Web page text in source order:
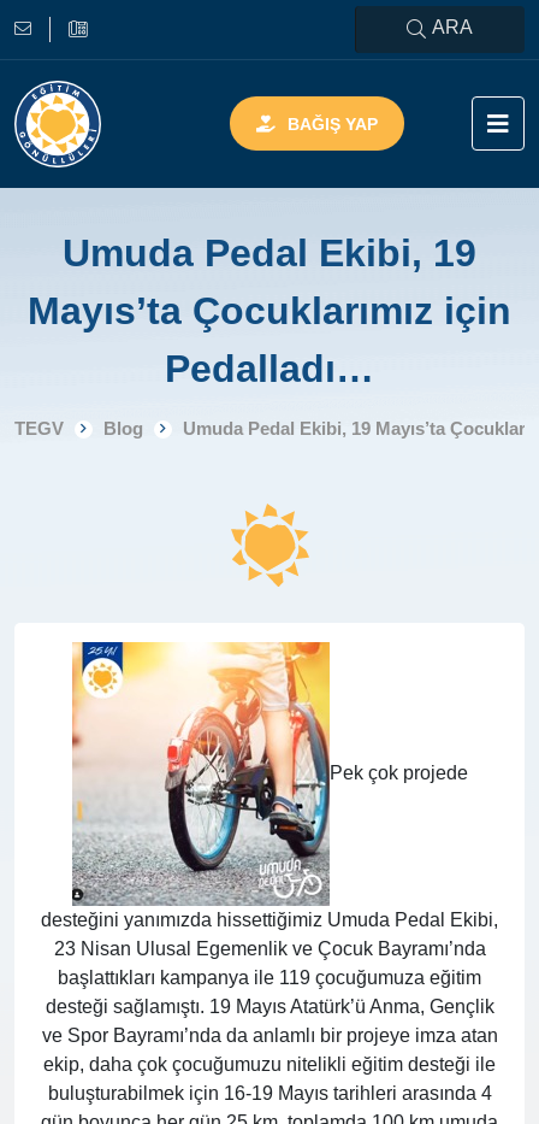
ARA
BAĞIŞ YAP
Umuda Pedal Ekibi, 19
Mayıs’ta Çocuklarımız için
Pedalladı…
TEGV Blog Umuda Pedal Ekibi, 19 Mayıs’ta
Pek çok projede
desteğini yanımızda hissettiğimiz Umuda Pedal Ekibi,
23 Nisan Ulusal Egemenlik ve Çocuk Bayramı’nda
başlattıkları kampanya ile 119 çocuğumuza eğitim
desteği sağlamıştı. 19 Mayıs Atatürk’ü Anma, Gençlik
ve Spor Bayramı’nda da anlamlı bir projeye imza atan
ekip, daha çok çocuğumuzu nitelikli eğitim desteği ile
buluşturabilmek için 16-19 Mayıs tarihleri arasında 4